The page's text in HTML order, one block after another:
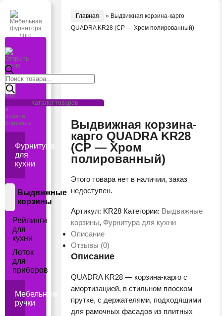
Открыть
меню
Главная
О
нас
и
оплата
Контакты
Фурнитура
для
кухни
Выдвижные
корзины
Рейлинги
для
кухни
Лоток
для
приборов
Мебельные
ручки
Поиск
товаров
Каталог товаров
Главная » Выдвижная корзина-карго
QUADRA KR28 (CP — Хром полированный)
Выдвижная корзина-
карго QUADRA KR28
(CP — Хром
полированный)
Этого товара нет в наличии, заказ
недоступен.
Артикул: KR28 Категории: Выдвижные
корзины, Фурнитура для кухни
Описание
Отзывы (0)
Описание
QUADRA KR28 — корзина-карго с
амортизацией, в стильном плоском
прутке, с держателями, подходящими
для рамочных фасадов из плитных